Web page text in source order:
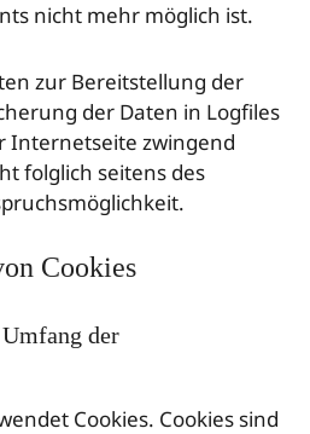
nicht mehr möglich ist.
zur Bereitstellung der
der Daten in Logfiles
Internetseite zwingend
folglich seitens des
Cookies
der
Cookies. Cookies sind